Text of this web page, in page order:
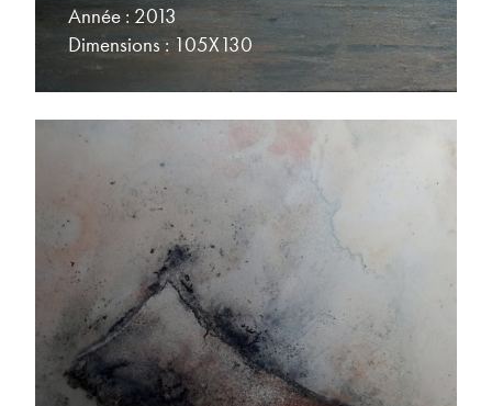
Année : 2013
Dimensions : 105X130